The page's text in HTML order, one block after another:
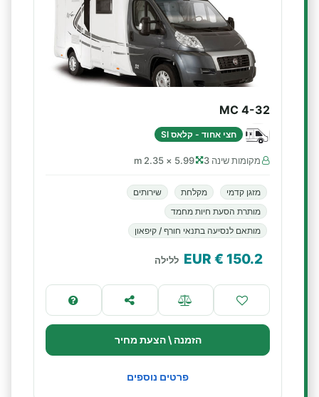
MC 4-32
חצי אחוד - קלאס SI
מקומות שינה 3 5.99 × 2.35 m
מזגן קדמי מקלחת
שירותים
מותרת הסעת חיות מחמד
מותאם לנסיעה בתנאי חורף / קיפאון
150.2
€ EUR ללילה
הזמנה \ הצעת מחיר
פרטים נוספים